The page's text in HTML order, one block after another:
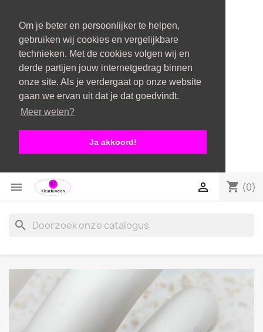
Om je beter en persoonlijker te helpen,
gebruiken wij cookies en vergelijkbare
technieken. Met de cookies volgen wij en
derde partijen jouw internetgedrag binnen
onze site. Als je verdergaat op onze website
gaan we ervan uit dat je dat goedvindt.
Meer weten?
Ja akkoord!
 shopping_cart (0)

search